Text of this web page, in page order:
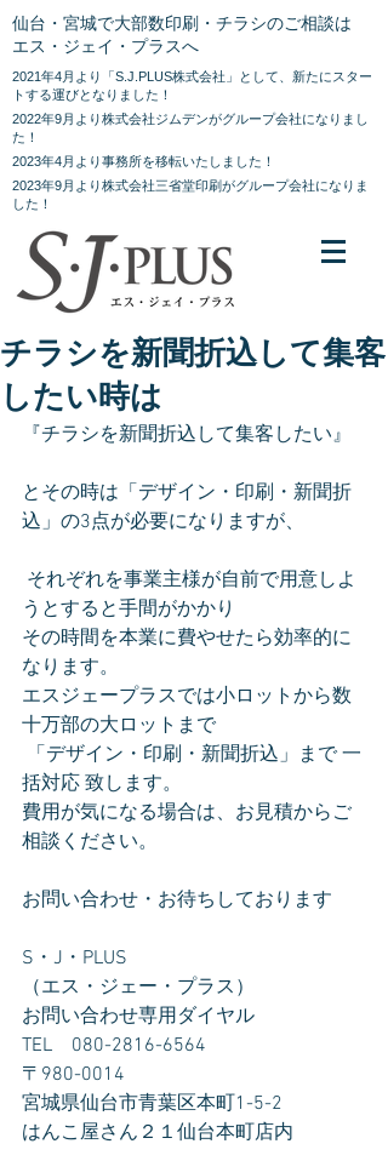
仙台・宮城で大部数印刷・チラシのご相談は
エス・ジェイ・プラスへ
2021年4月より「S.J.PLUS株式会社」として、新たにスター
トする運びとなりました！
2022年9月より株式会社ジムデンがグループ会社になりまし
た！
2023年4月より事務所を移転いたしました！
2023年9月より株式会社三省堂印刷がグループ会社になりま
した！
チラシを新聞折込して集客
したい時は
『チラシを新聞折込して集客したい』
とその時は「デザイン・印刷・新聞折
込」の3点が必要になりますが、
うとすると手間がかかり
その時間を本業に費やせたら効率的に
なります。
エスジェープラスでは小ロットから数
十万部の大ロットまで
括対応 致します。
費用が気になる場合は、お見積からご
相談ください。
お問い合わせ・お待ちしております
S・J・PLUS
（エス・ジェー・プラス）
お問い合わせ専用ダイヤル
TEL　080-2816-6564
〒980-0014
宮城県仙台市青葉区本町1-5-2
はんこ屋さん２１仙台本町店内